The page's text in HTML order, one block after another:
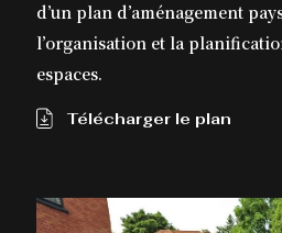
d’un plan d’aménagement
l’organisation et la
espaces.
Télécharger le plan